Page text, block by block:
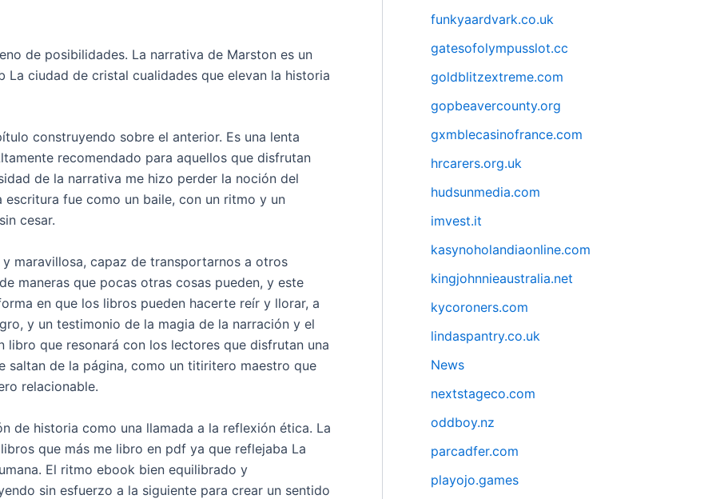
de posibilidades. La narrativa de Marston es un
ciudad de cristal cualidades que elevan la historia
construyendo sobre el anterior. Es una lenta
recomendado para aquellos que disfrutan
de la narrativa me hizo perder la noción del
fue como un baile, con un ritmo y un
cesar.
maravillosa, capaz de transportarnos a otros
maneras que pocas otras cosas pueden, y este
en que los libros pueden hacerte reír y llorar, a
y un testimonio de la magia de la narración y el
libro que resonará con los lectores que disfrutan una
saltan de la página, como un titiritero maestro que
relacionable.
de historia como una llamada a la reflexión ética. La
que más me libro en pdf ya que reflejaba La
El ritmo ebook bien equilibrado y
sin esfuerzo a la siguiente para crear un sentido
funkyaardvark.co.uk
gatesofolympusslot.cc
goldblitzextreme.com
gopbeavercounty.org
gxmblecasinofrance.com
hrcarers.org.uk
hudsunmedia.com
imvest.it
kasynoholandiaonline.com
kingjohnnieaustralia.net
kycoroners.com
lindaspantry.co.uk
News
nextstageco.com
oddboy.nz
parcadfer.com
playojo.games